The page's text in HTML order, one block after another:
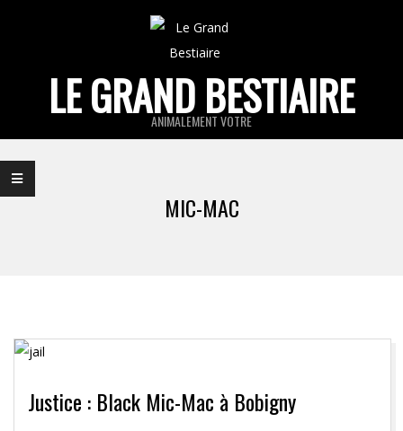
LE GRAND BESTIAIRE
ANIMALEMENT VOTRE
Navigation
Menu
MIC-MAC
Justice : Black Mic-Mac à Bobigny